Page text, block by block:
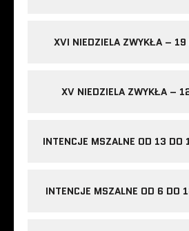
XVI NIEDZIELA ZWYKŁA –
XV NIEDZIELA ZWYKŁA –
INTENCJE MSZALNE OD 13
INTENCJE MSZALNE OD 6 DO